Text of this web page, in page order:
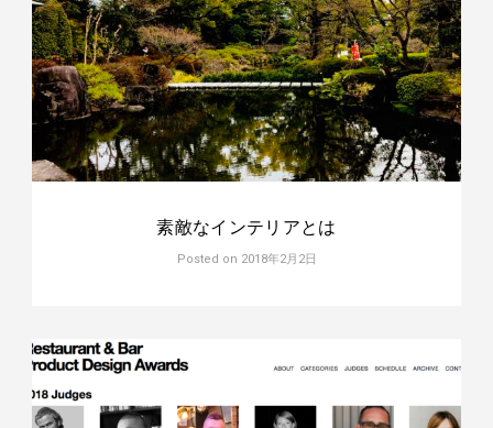
素敵なインテリアとは
Posted on 2018年2月2日